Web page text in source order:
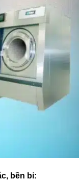
bền bỉ: